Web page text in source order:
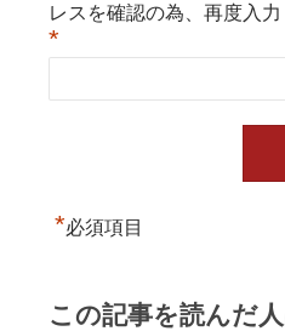
レスを確認の為、再度入力
*
*必須項目
この記事を読んだ